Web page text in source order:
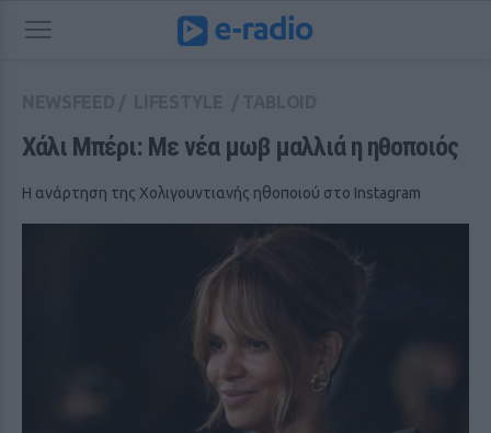
Χάλι Μπέρι: Με νέα μωβ μαλλιά η ηθοποιός
H ανάρτηση της Χολιγουντιανής ηθοποιού στο Instagram